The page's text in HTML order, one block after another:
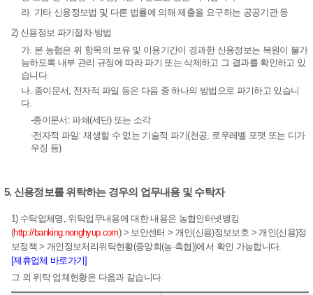
라. 기타 신용정보법 및 다른 법률에 의해 제출을 요구하는 공공기관 등
2) 신용정보 파기절차·방법
가. 본 농협은 위 항목의 보유 및 이용기간이 경과한 신용정보는 복원이 불가
능하도록 내부 관리 규정에 따라 파기 또는 삭제하고 그 결과를 확인하고 있
습니다.
나. 종이문서, 전자적 파일 등은 다음 중 하나의 방법으로 파기하고 있습니
다.
-종이문서: 파쇄(세단) 또는 소각
-전자적 파일: 재생할 수 없는 기술적 파기(천공, 로우레벨 포맷 또는 디가
우징 등)
5. 신용정보를 위탁하는 경우의 업무내용 및 수탁자
1) 수탁업체명, 위탁업무내용에 대한 내용은 농협인터넷뱅킹
(http://banking.nonghyup.com) > 보안센터 > 개인(신용)정보보호 > 개인(신용)정
보정책 > 개인정보처리위탁현황(중앙회(농·축협))에서 확인 가능합니다.
[제휴업체 바로가기]
그 외 위탁 업체현황은 다음과 같습니다.